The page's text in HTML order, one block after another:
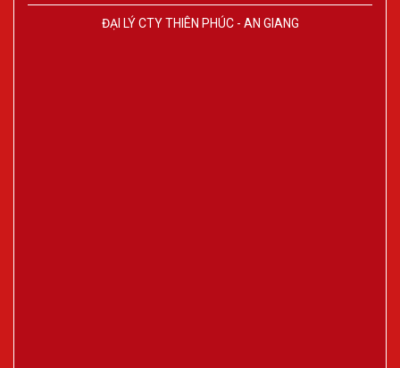
ĐẠI LÝ CTY THIÊN PHÚC - AN GIANG